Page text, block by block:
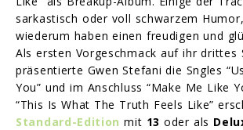
sarkastisch oder voll schwarzem
wiederum haben einen freudigen und
Als ersten Vorgeschmack auf ihr drittes
präsentierte Gwen Stefani die Sngles
You” und im Anschluss “Make Me Like
“This Is What The Truth Feels Like”
Standard-Edition mit 13 oder als